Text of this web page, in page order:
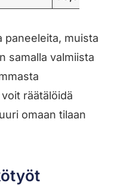
paneeleita, muista
samalla valmiista
räätälöidä
omaan tilaan